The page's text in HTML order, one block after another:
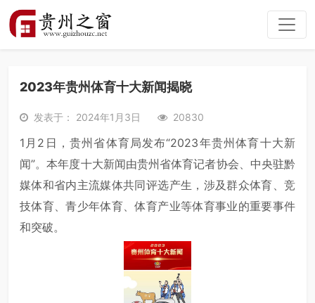
2023年贵州体育十大新闻揭晓
发表于： 2024年1月3日 20830
1月2日，贵州省体育局发布“2023年贵州体育十大新
闻”。本年度十大新闻由贵州省体育记者协会、中央驻黔
媒体和省内主流媒体共同评选产生，涉及群众体育、竞
技体育、青少年体育、体育产业等体育事业的重要事件
和突破。